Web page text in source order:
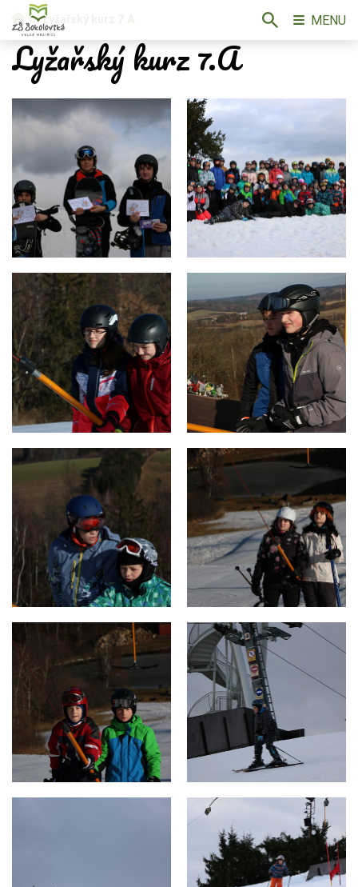
Lyžařský kurz 7.A
Lyžařský kurz 7.A
MENU